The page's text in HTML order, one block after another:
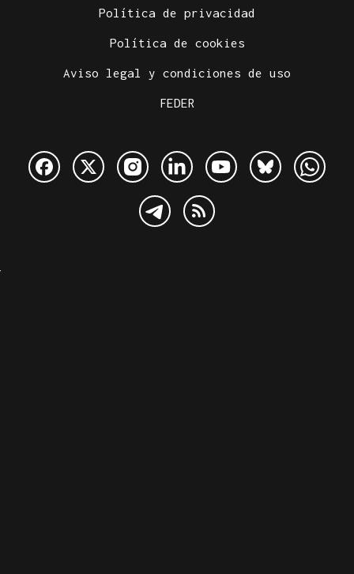
Política de privacidad
Política de cookies
Aviso legal y condiciones de uso
FEDER